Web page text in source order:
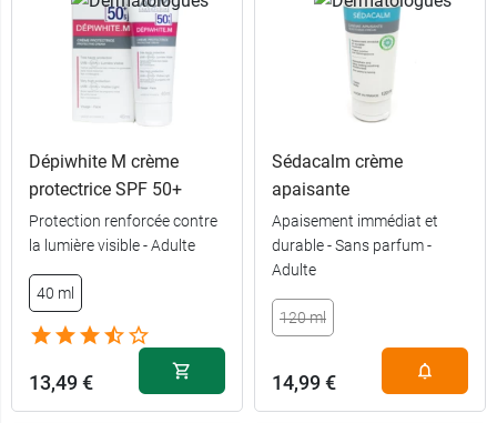
Dépiwhite M crème
protectrice SPF 50+
Protection renforcée contre
la lumière visible - Adulte
40 ml
13,49 €
Sédacalm crème
apaisante
Apaisement immédiat et
durable - Sans parfum -
Adulte
120 ml
14,99 €